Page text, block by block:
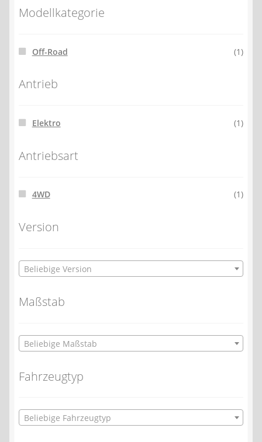
Modellkategorie
Off-Road (1)
Antrieb
Elektro (1)
Antriebsart
4WD (1)
Version
Beliebige Version
Maßstab
Beliebige Maßstab
Fahrzeugtyp
Beliebige Fahrzeugtyp